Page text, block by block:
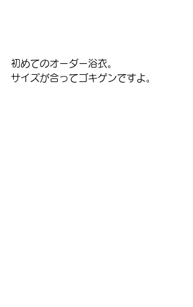
初めてのオーダー浴衣。
サイズが合ってゴキゲンですよ。